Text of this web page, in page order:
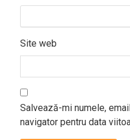
Site web
Salvează-mi numele,
navigator pentru data